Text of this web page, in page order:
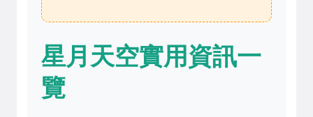
星月天空實用資訊一
覽